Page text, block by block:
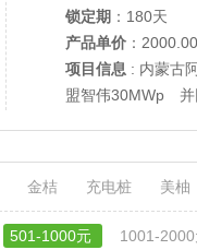
锁定期 ：180天
产品单价 ：
项目信息 : 内蒙古
盟智伟30MWp 并
金桔 充电桩 美柚
501-1000元 1001-